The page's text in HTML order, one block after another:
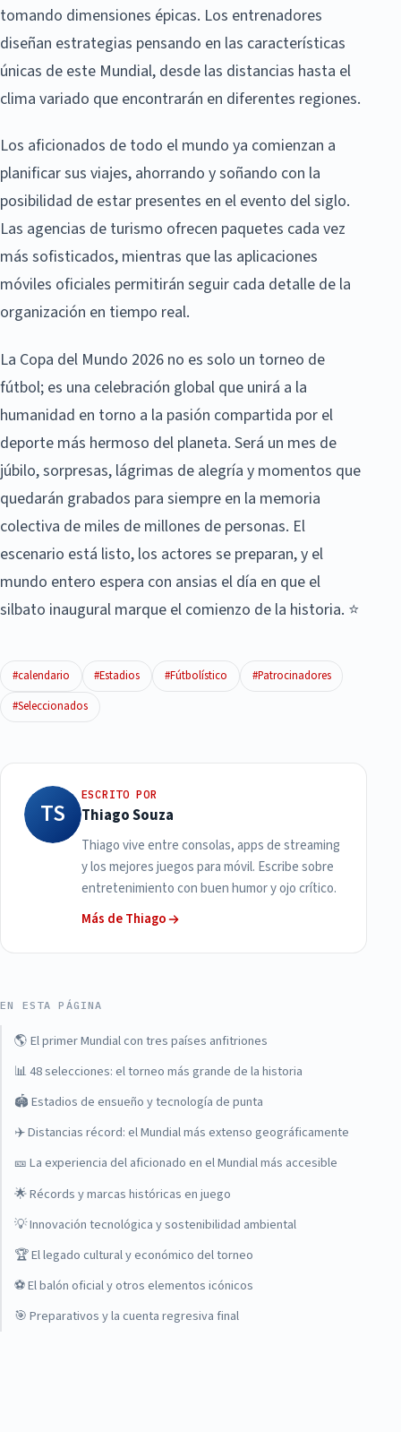
tomando dimensiones épicas. Los entrenadores
diseñan estrategias pensando en las características
únicas de este Mundial, desde las distancias hasta el
clima variado que encontrarán en diferentes regiones.
Los aficionados de todo el mundo ya comienzan a
planificar sus viajes, ahorrando y soñando con la
posibilidad de estar presentes en el evento del siglo.
Las agencias de turismo ofrecen paquetes cada vez
más sofisticados, mientras que las aplicaciones
móviles oficiales permitirán seguir cada detalle de la
organización en tiempo real.
La Copa del Mundo 2026 no es solo un torneo de
fútbol; es una celebración global que unirá a la
humanidad en torno a la pasión compartida por el
deporte más hermoso del planeta. Será un mes de
júbilo, sorpresas, lágrimas de alegría y momentos que
quedarán grabados para siempre en la memoria
colectiva de miles de millones de personas. El
escenario está listo, los actores se preparan, y el
mundo entero espera con ansias el día en que el
silbato inaugural marque el comienzo de la historia. ⭐
#calendario #Estadios #Fútbolístico
#Patrocinadores
#Seleccionados
TS
ESCRITO POR
Thiago Souza
Thiago vive entre consolas, apps de streaming
y los mejores juegos para móvil. Escribe sobre
entretenimiento con buen humor y ojo crítico.
Más de Thiago
EN ESTA PÁGINA
🌎 El primer Mundial con tres países anfitriones
📊 48 selecciones: el torneo más grande de la historia
🏟️ Estadios de ensueño y tecnología de punta
✈️ Distancias récord: el Mundial más extenso geográficamente
🎫 La experiencia del aficionado en el Mundial más accesible
🌟 Récords y marcas históricas en juego
💡 Innovación tecnológica y sostenibilidad ambiental
🏆 El legado cultural y económico del torneo
⚽ El balón oficial y otros elementos icónicos
🎯 Preparativos y la cuenta regresiva final